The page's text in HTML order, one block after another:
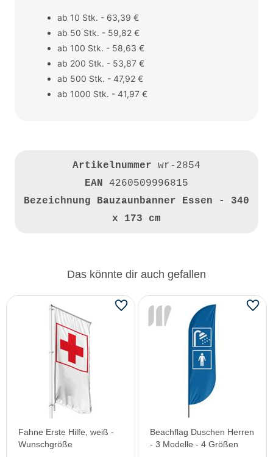
ab 10 Stk. - 63,39 €
ab 50 Stk. - 59,82 €
ab 100 Stk. - 58,63 €
ab 200 Stk. - 53,87 €
ab 500 Stk. - 47,92 €
ab 1000 Stk. - 41,97 €
Artikelnummer wr-2854
EAN 4260509996815
Bezeichnung Bauzaunbanner Essen - 340
x 173 cm
Das könnte dir auch gefallen
Fahne Erste Hilfe, weiß -
Wunschgröße
Beachflag Duschen Herren
- 3 Modelle - 4 Größen